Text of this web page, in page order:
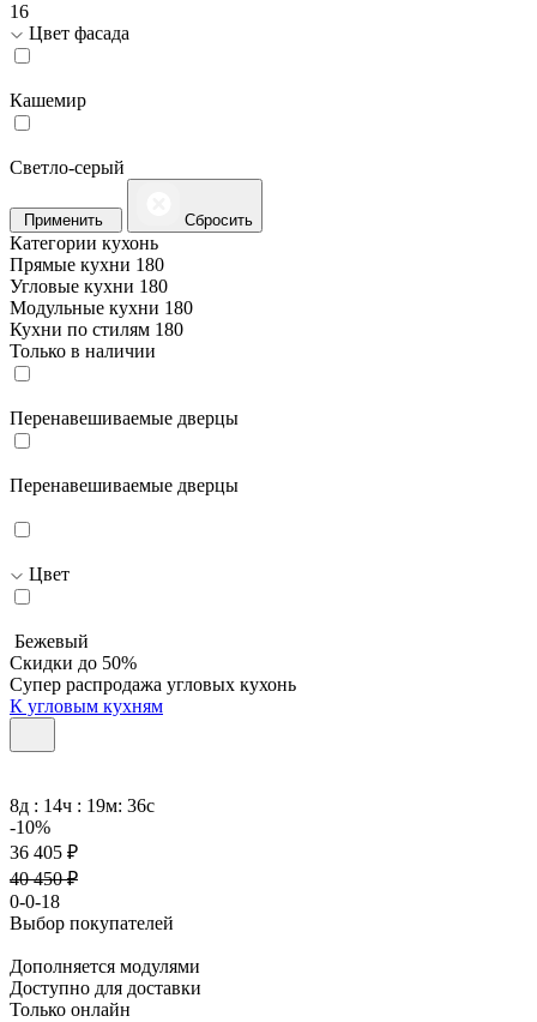
16
Цвет фасада
Кашемир
Светло-серый
Применить Сбросить
Категории кухонь
Прямые кухни 180
Угловые кухни 180
Модульные кухни 180
Кухни по стилям 180
Только в наличии
Перенавешиваемые дверцы
Перенавешиваемые дверцы
Цвет
Бежевый
Скидки до 50%
Супер распродажа угловых кухонь
К угловым кухням
8д : 14ч : 19м: 36с
-10%
36 405 ₽
40 450 ₽
0-0-18
Выбор покупателей
Дополняется модулями
Доступно для доставки
Только онлайн